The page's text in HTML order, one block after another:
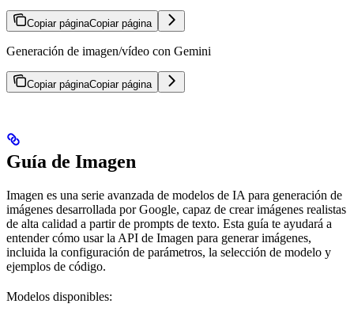
Copiar páginaCopiar página
Generación de imagen/vídeo con Gemini
Copiar páginaCopiar página
Guía de Imagen
Imagen es una serie avanzada de modelos de IA para generación de
imágenes desarrollada por Google, capaz de crear imágenes realistas
de alta calidad a partir de prompts de texto. Esta guía te ayudará a
entender cómo usar la API de Imagen para generar imágenes,
incluida la configuración de parámetros, la selección de modelo y
ejemplos de código.
Modelos disponibles: